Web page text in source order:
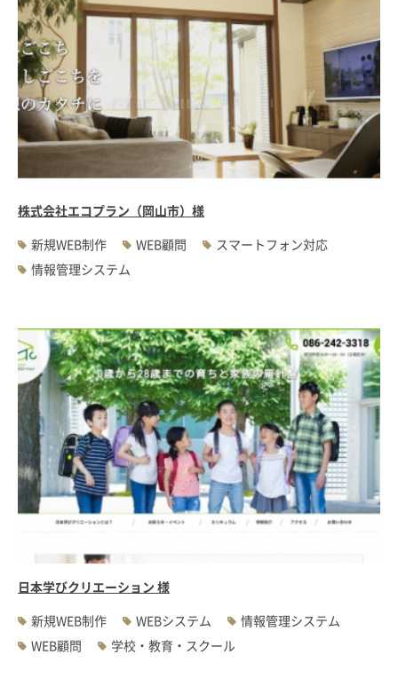
株式会社エコプラン（岡山市）様
新規WEB制作
WEB顧問
スマートフォン対応
情報管理システム
日本学びクリエーション 様
新規WEB制作
WEBシステム
情報管理システム
WEB顧問
学校・教育・スクール